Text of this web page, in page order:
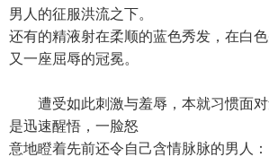
男人的征服洪流之下。
还有的精液射在柔顺的蓝色秀发，在白
又一座屈辱的冠冕。
遭受如此刺激与羞辱，本就习惯面对
是迅速醒悟，一脸怒
意地瞪着先前还令自己含情脉脉的男人